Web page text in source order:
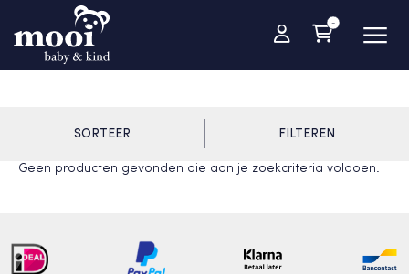
-
SORTEER FILTEREN
Geen producten gevonden die aan je zoekcriteria voldoen.